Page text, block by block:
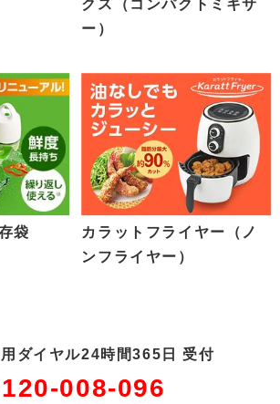
クス（コンパクトミキサ
ー）
袋
カラットフライヤー（ノ
ンフライヤー）
ダイヤル24時間365日 受付
008-096